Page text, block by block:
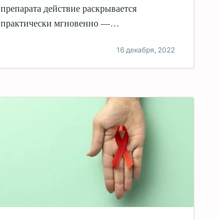
препарата действие раскрывается
практически мгновенно —…
16 декабря, 2022